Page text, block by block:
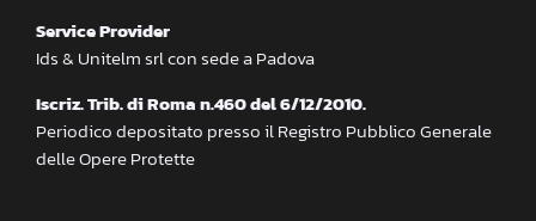
Service Provider
Ids & Unitelm srl con sede a Padova
Iscriz. Trib. di Roma n.460 del 6/12/2010.
Periodico depositato presso il Registro Pubblico Generale
delle Opere Protette